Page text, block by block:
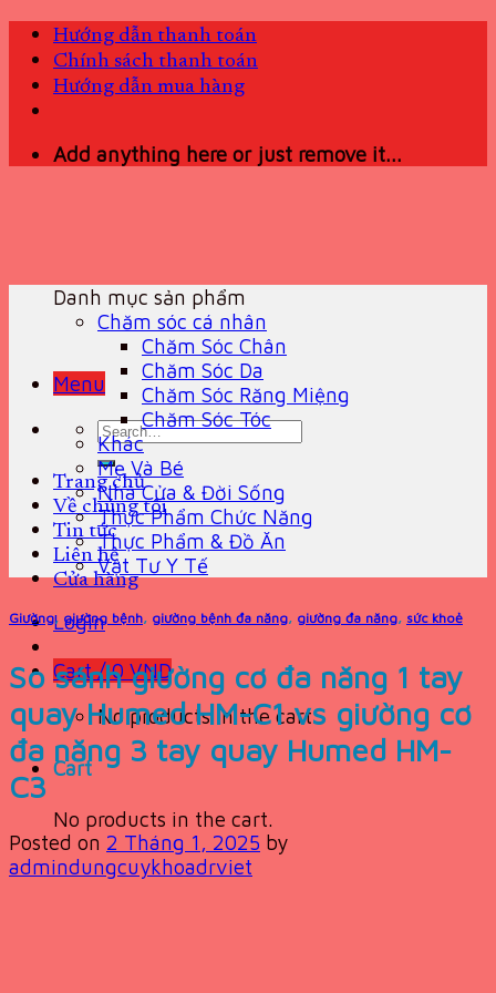
Skip
content
Hướng dẫn thanh toán
Chính sách thanh toán
Hướng dẫn mua hàng
Add anything here or just remove it...
Menu
Search
for:
Trang chủ
Về chúng tôi
Tin tức
Liên hệ
Cửa hàng
Login
Cart /0 VND
No products in the cart.
Cart
No products in the cart.
Danh mục sản phẩm
Chăm sóc cá nhân
Chăm Sóc Chân
Chăm Sóc Da
Chăm Sóc Răng Miệng
Chăm Sóc Tóc
Khác
Mẹ Và Bé
Nhà Cửa & Đời Sống
Thực Phẩm Chức Năng
Thực Phẩm & Đồ Ăn
Vật Tư Y Tế
Giường, giường bệnh, giường bệnh đa năng, giường đa năng, sức khoẻ
So sánh giường cơ đa năng 1 tay
quay Humed HM-C1 vs giường cơ
đa năng 3 tay quay Humed HM-
C3
Posted on 2 Tháng 1, 2025 by
admindungcuykhoadrviet